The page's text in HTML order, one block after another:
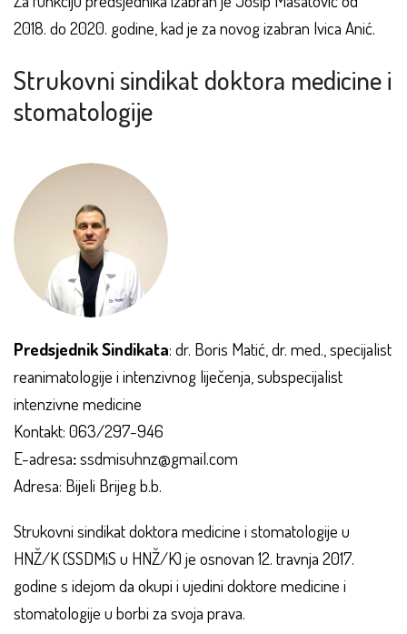
2018. do 2020. godine, kad je za novog izabran Ivica Anić.
Strukovni sindikat doktora medicine i
stomatologije
Predsjednik Sindikata: dr. Boris Matić, dr. med., specijalist
reanimatologije i intenzivnog liječenja, subspecijalist
intenzivne medicine
Kontakt: 063/297-946
E-adresa:ssdmisuhnz@gmail.com
Adresa: Bijeli Brijeg b.b.
Strukovni sindikat doktora medicine i stomatologije u
HNŽ/K (SSDMiS u HNŽ/K) je osnovan 12. travnja 2017.
godine s idejom da okupi i ujedini doktore medicine i
stomatologije u borbi za svoja prava.